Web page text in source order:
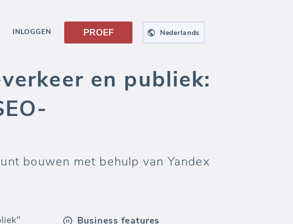
INLOGGEN PROEF Nederlands
en publiek:
bouwen met behulp van Yandex
aan
Business features